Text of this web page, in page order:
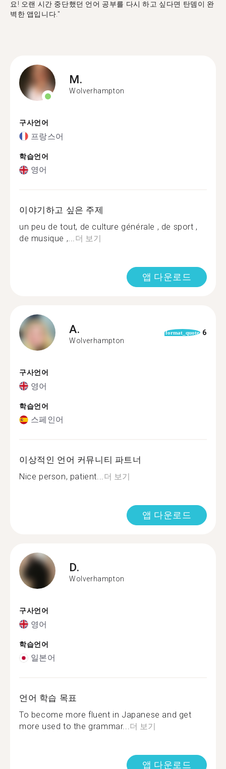
요! 오랜 시간 중단했던 언어 공부를 다시 하고 싶다면 탄뎀이 완
벽한 앱입니다."
M.
Wolverhampton
구사언어
프랑스어
학습언어
영어
이야기하고 싶은 주제
un peu de tout, de culture générale , de sport ,
de musique ,...더 보기
앱 다운로드
A.
Wolverhampton
format_quote 6
구사언어
영어
학습언어
스페인어
이상적인 언어 커뮤니티 파트너
Nice person, patient...더 보기
앱 다운로드
D.
Wolverhampton
구사언어
영어
학습언어
일본어
언어 학습 목표
To become more fluent in Japanese and get
more used to the grammar...더 보기
앱 다운로드